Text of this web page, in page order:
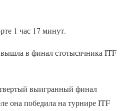
1 час 17 минут.
в финал стотысячника ITF
выигранный финал
она победила на турнире ITF